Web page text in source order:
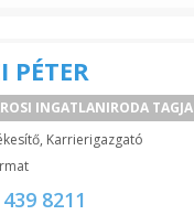
PÉTER
INGATLANIRODA TAGJA
Karrierigazgató
8211